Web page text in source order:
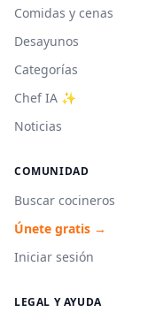
Comidas y cenas
Desayunos
Categorías
Chef IA ✨
Noticias
COMUNIDAD
Buscar cocineros
Únete gratis →
Iniciar sesión
LEGAL Y AYUDA